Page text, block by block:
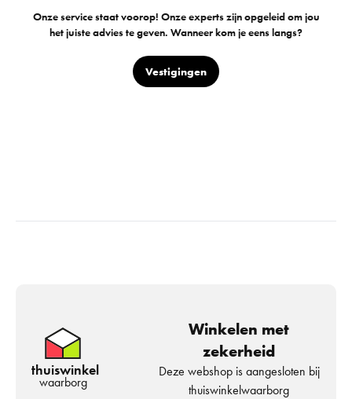
Onze service staat voorop! Onze experts zijn opgeleid om jou
het juiste advies te geven. Wanneer kom je eens langs?
Vestigingen
thuiswinkel
waarborg
Winkelen met
zekerheid
Deze webshop is aangesloten bij
thuiswinkelwaarborg